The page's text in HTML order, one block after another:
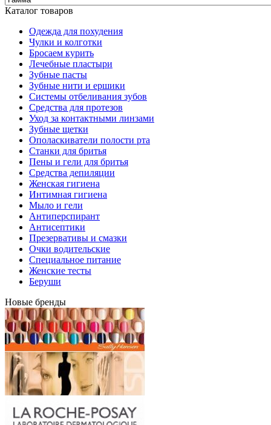
Каталог товаров
Одежда для похудения
Чулки и колготки
Бросаем курить
Лечебные пластыри
Зубные пасты
Зубные нити и ершики
Системы отбеливания зубов
Средства для протезов
Уход за контактными линзами
Зубные щетки
Ополаскиватели полости рта
Станки для бритья
Пены и гели для бритья
Средства депиляции
Женская гигиена
Интимная гигиена
Мыло и гели
Антиперспирант
Антисептики
Презервативы и смазки
Очки водительские
Специальное питание
Женские тесты
Беруши
Новые бренды